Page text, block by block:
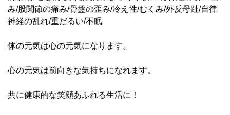
み/股関節の痛み/骨盤の歪み/冷え性/むくみ/外反母趾/自律
神経の乱れ/重だるい/不眠
体の元気は心の元気になります。
心の元気は前向きな気持ちになれます。
共に健康的な笑顔あふれる生活に！